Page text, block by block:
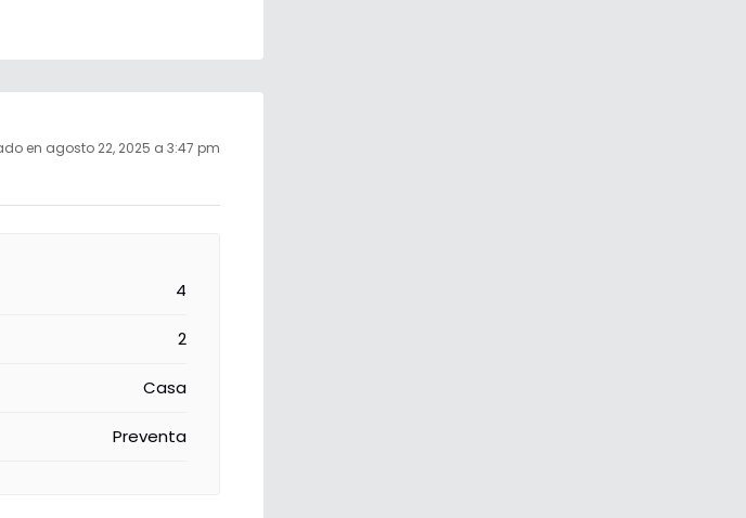
en agosto 22, 2025 a 3:47 pm
4
2
Casa
Preventa